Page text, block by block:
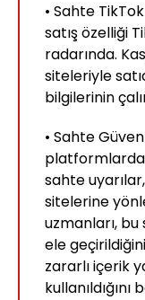
• Sahte
satış özelliği
radarında.
siteleriyle
bilgilerinin
• Sahte
sahte
sitelerine
uzmanları, bu
ele
zararlı içerik